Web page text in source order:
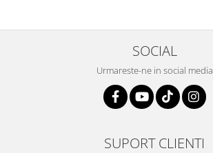
SOCIAL
Urmareste-ne in social media
SUPORT CLIENTI